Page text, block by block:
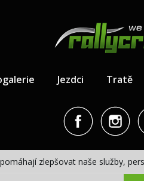
zlepšovat naše služby,
Jezdci Tratě